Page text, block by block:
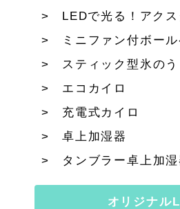
LEDで光る！アク
ミニファン付ボー
スティック型氷のう
エコカイロ
充電式カイロ
卓上加湿器
タンブラー卓上加湿
オリジナル